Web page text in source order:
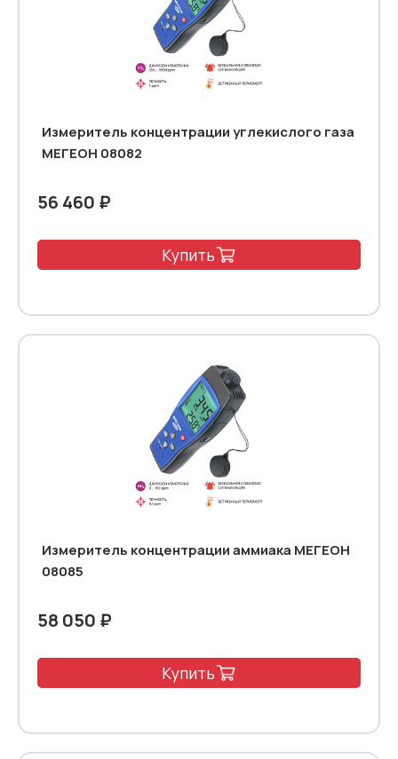
Измеритель концентрации углекислого газа
МЕГЕОН 08082
56 460 ₽
Купить
Измеритель концентрации аммиака МЕГЕОН
08085
58 050 ₽
Купить